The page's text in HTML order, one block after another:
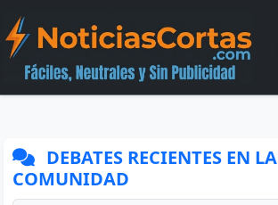
DEBATES RECIENTES EN LA
COMUNIDAD